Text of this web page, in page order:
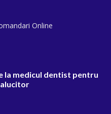
Online
la medicul dentist pentru